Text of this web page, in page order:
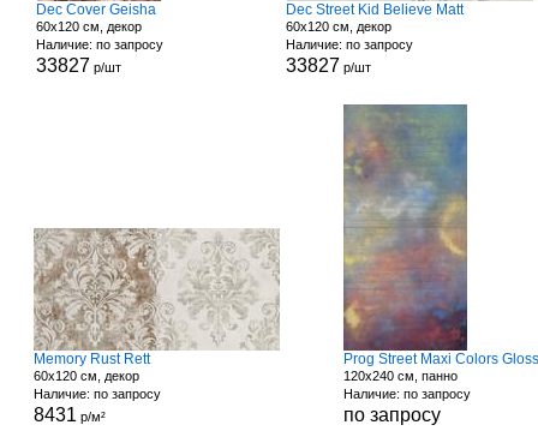
Dec Cover Geisha
60x120 см, декор
Наличие: по запросу
33827 р/шт
Dec Street Kid Believe Matt
60x120 см, декор
Наличие: по запросу
33827 р/шт
Memory Rust Rett
60x120 см, декор
Наличие: по запросу
8431 р/м²
Prog Street Maxi Colors
120x240 см, панно
Наличие: по запросу
по запросу